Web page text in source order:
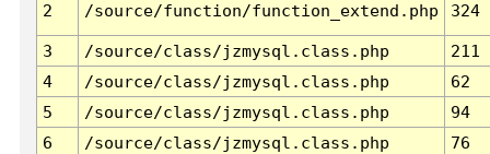
2 /source/function/function_extend.php 324
3 /source/class/jzmysql.class.php
211
4
/source/class/jzmysql.class.php
62
5
/source/class/jzmysql.class.php
94
6
/source/class/jzmysql.class.php 76